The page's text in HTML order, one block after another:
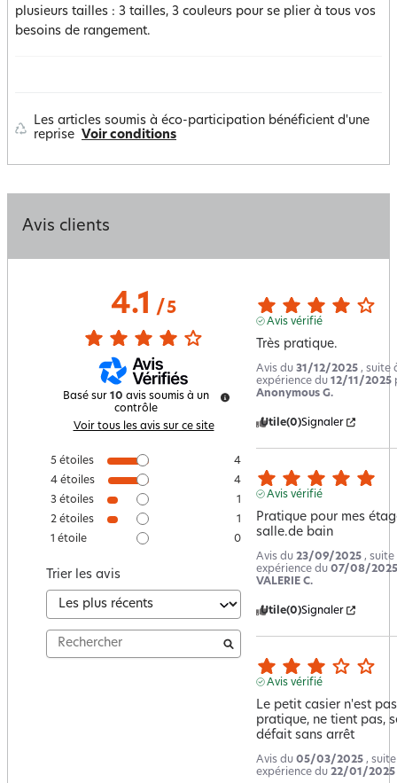
plusieurs tailles : 3 tailles, 3 couleurs pour se plier à tous vos
besoins de rangement.
Les articles soumis à éco-participation bénéficient d'une
reprise Voir conditions
Avis clients
4.1/ 5
Basé sur 10 avis soumis à un
contrôle
Voir tous les avis sur ce site
5 étoiles
4
4 étoiles
4
3 étoiles
1
2 étoiles
1
1 étoile 0
Trier les avis
Avis vérifié
Très pratique.
Avis du 31/12/2025 , suite
expérience du 12/11/2025
Anonymous G.
Utile(0)Signaler
Avis vérifié
Pratique pour mes
salle.de bain
Avis du 23/09/2025 , suite
expérience du 07/08/2025
VALERIE C.
Utile(0)Signaler
Avis vérifié
Le petit casier n'est pas
pratique, ne tient pas,
défait sans arrêt
Avis du 05/03/2025 ,
expérience du 22/01/2025